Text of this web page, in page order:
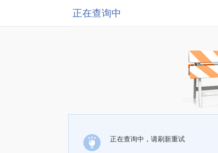
正在查询中
正在查询中，请刷新重试